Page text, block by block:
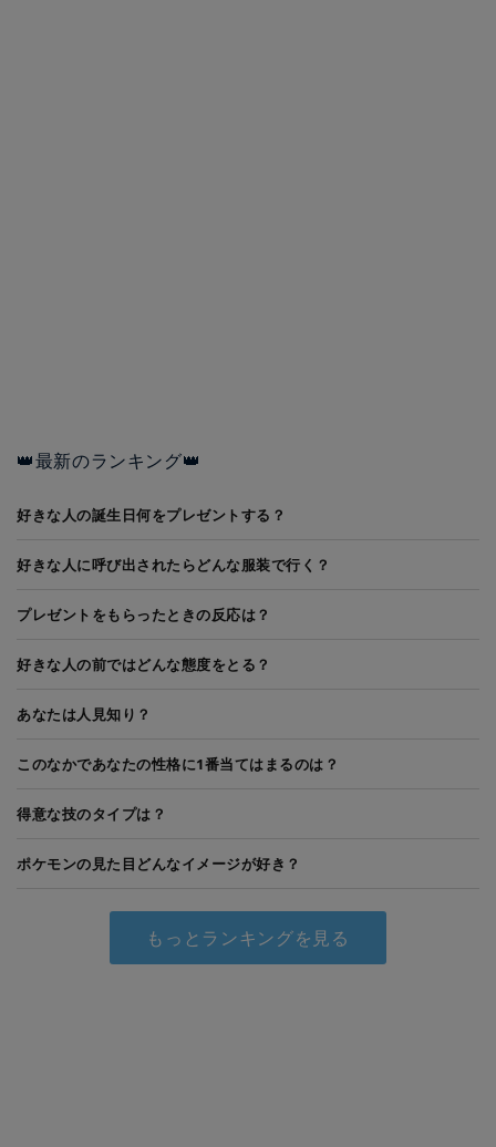
👑最新のランキング👑
好きな人の誕生日何をプレゼントする？
好きな人に呼び出されたらどんな服装で行く？
プレゼントをもらったときの反応は？
好きな人の前ではどんな態度をとる？
あなたは人見知り？
このなかであなたの性格に1番当てはまるのは？
得意な技のタイプは？
ポケモンの見た目どんなイメージが好き？
もっとランキングを見る